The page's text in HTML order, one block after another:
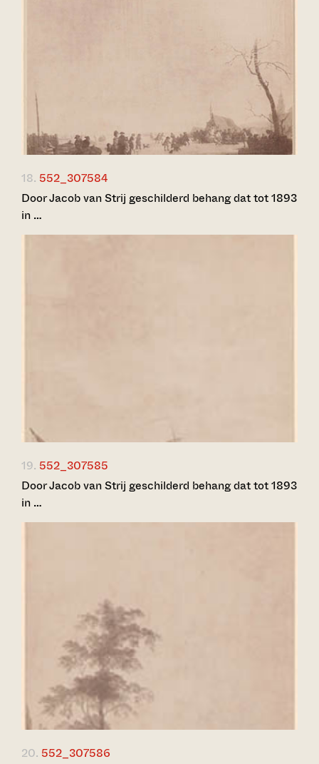
18. 552_307584
Door Jacob van Strij geschilderd behang dat tot 1893
in …
19. 552_307585
Door Jacob van Strij geschilderd behang dat tot 1893
in …
20. 552_307586